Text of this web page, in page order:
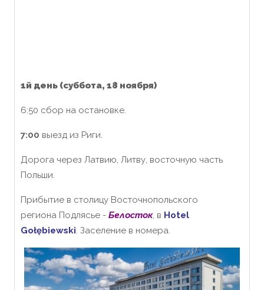
1й день (суббота, 18 ноября)
6:50 сбор на остановке.
7:00 выезд из Риги.
Дорога через Латвию, Литву, восточную часть
Польши.
Прибытие в столицу Восточнопольского
региона Подлясье - Белосток, в Hotel
Gołębiewski. Заселение в номера.